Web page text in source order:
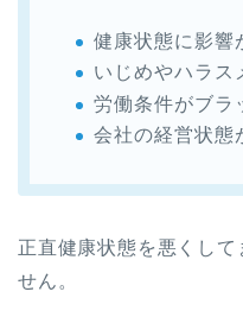
健康状態に影響
いじめやハラス
労働条件がブラ
会社の経営状態
正直健康状態を悪くして
せん。